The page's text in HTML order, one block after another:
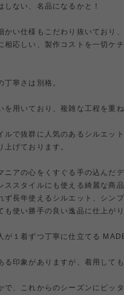
しない、名品になるかと！
かい仕様もこだわり抜いており
相応しい、製作コストを一切ケ
丁寧さは別格。
を用いており、複雑な工程を重
ルで抜群に人気のあるシルエッ
上げております。
ニアの心をくすぐる手の込んだデ
ススタイルにも使える綺麗な商品
ず長年使えるシルエット、シン
も使い勝手の良い逸品に仕上がり
が１着ずつ丁寧に仕立てる
る印象がありますが、着用して
で、これからのシーズンにピッタ